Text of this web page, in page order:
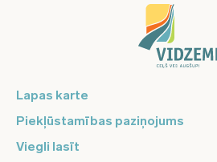
Lapas karte
Piekļūstamības paziņojums
Viegli lasīt